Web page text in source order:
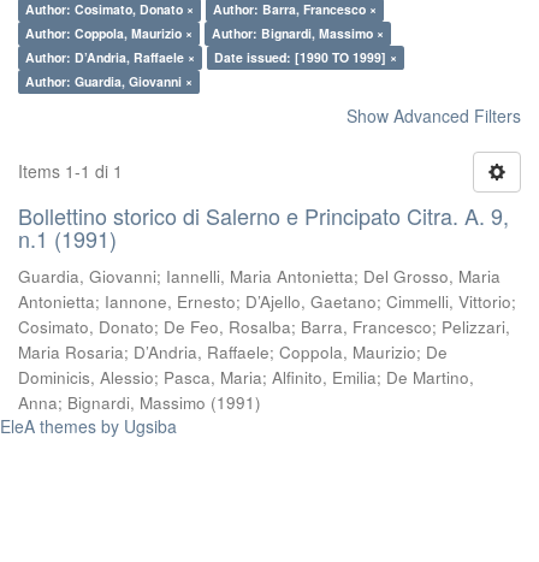
Author: Cosimato, Donato ×
Author: Barra, Francesco ×
Author: Coppola, Maurizio ×
Author: Bignardi, Massimo ×
Author: D’Andria, Raffaele ×
Date issued: [1990 TO 1999] ×
Author: Guardia, Giovanni ×
Show Advanced Filters
Items 1-1 di 1
Bollettino storico di Salerno e Principato Citra. A. 9,
n.1 (1991)
Guardia, Giovanni; Iannelli, Maria Antonietta; Del Grosso, Maria
Antonietta; Iannone, Ernesto; D’Ajello, Gaetano; Cimmelli, Vittorio;
Cosimato, Donato; De Feo, Rosalba; Barra, Francesco; Pelizzari,
Maria Rosaria; D’Andria, Raffaele; Coppola, Maurizio; De
Dominicis, Alessio; Pasca, Maria; Alfinito, Emilia; De Martino,
Anna; Bignardi, Massimo (1991)
EleA themes by Ugsiba